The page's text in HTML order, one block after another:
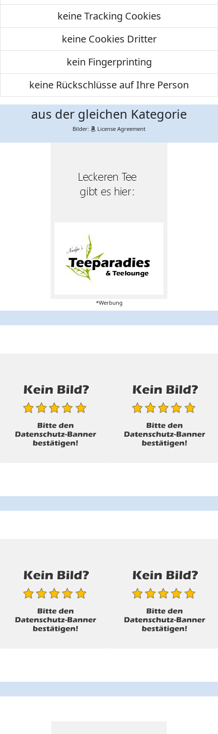
keine Tracking Cookies
keine Cookies Dritter
kein Fingerprinting
keine Rückschlüsse auf Ihre Person
aus der gleichen Kategorie
Bilder: License Agreement
*Werbung